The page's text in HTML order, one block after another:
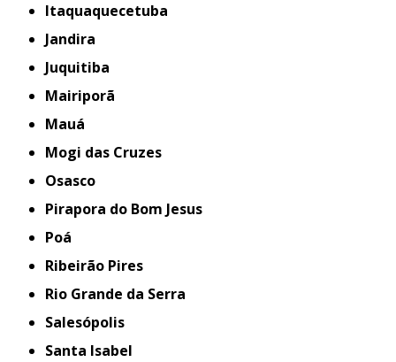
Itaquaquecetuba
Jandira
Juquitiba
Mairiporã
Mauá
Mogi das Cruzes
Osasco
Pirapora do Bom Jesus
Poá
Ribeirão Pires
Rio Grande da Serra
Salesópolis
Santa Isabel